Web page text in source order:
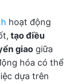
hoạt động
tạo điều
giao giữa
hóa có thể
dựa trên